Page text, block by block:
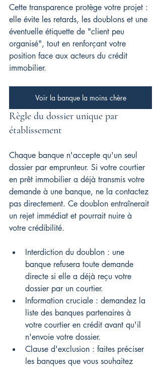
Cette transparence protège votre projet :
elle évite les retards, les doublons et une
éventuelle étiquette de "client peu
organisé", tout en renforçant votre
position face aux acteurs du crédit
immobilier.
Voir la banque la moins chère
Règle du dossier unique par
établissement
Chaque banque n'accepte qu'un seul
dossier par emprunteur. Si votre courtier
en prêt immobilier a déjà transmis votre
demande à une banque, ne la contactez
pas directement. Ce doublon entraînerait
un rejet immédiat et pourrait nuire à
votre crédibilité.
Interdiction du doublon : une
banque refusera toute demande
directe si elle a déjà reçu votre
dossier par un courtier.
Information cruciale : demandez la
liste des banques partenaires à
votre courtier en crédit avant qu'il
n'envoie votre dossier.
Clause d'exclusion : faites préciser
les banques que vous souhaitez